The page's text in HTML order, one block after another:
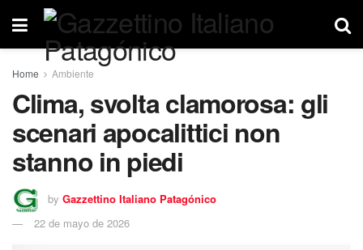
Home Ambiente
Clima, svolta clamorosa: gli
scenari apocalittici non
stanno in piedi
by Gazzettino Italiano Patagónico
22 de mayo de 2026